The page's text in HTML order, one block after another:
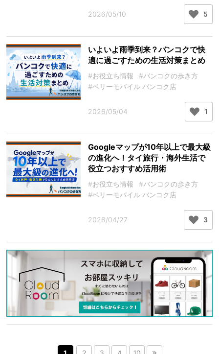
2026/05/10 5
いよいよ雨季到来？バンコクで快
適に過ごすための生活対策まとめ
#お役立ち情報
#バンコクの歩き方
#ベリーモバイル バンコク店
2026/05/04 1
Googleマップが10年以上で最大級
の進化へ！タイ旅行・海外生活で
役立つおすすめ活用術
#お役立ち情報
#バンコクの歩き方
#ベリーモバイル バンコク店
2026/04/27 3